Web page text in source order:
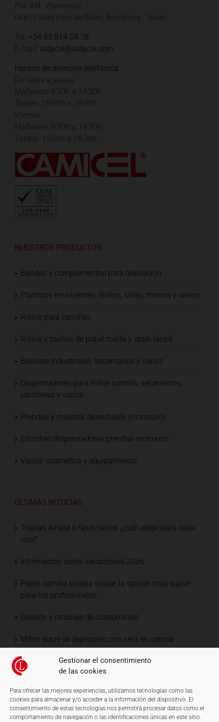
Gestionar el consentimiento
de las cookies
Para ofrecer las mejores experiencias, utilizamos tecnologías como las
cookies para almacenar y/o acceder a la información del dispositivo. El
consentimiento de estas tecnologías nos permitirá procesar datos como el
comportamiento de navegación o las identificaciones únicas en este sitio.
Pol. Ind. Vilanoveta
08812 Sant Pere de Ribes, Barcelona · Spain
Tel: +34 93 814 04 78
E-mail: ladycel@ladycel.com
Horario de atención telefónica
De lunes a jueves
Mañanas: 8:30h a 14:30h
Tardes: 15:00h a 19:00h
Viernes
Mañanas: 8:30h a 14:30h
Tardes: 15:00h a 18:30h
NUESTROS PRODUCTOS
Bandas y complementos para depilación
Plásticos envolventes. Rollos, tallas, monos y varios
Rollos para camillas
Rollos y toallas de papel toalla y spun-laced
Bobinas industriales, secamanos y varios
Dispensadores para rollos camilla, secamanos,
jaboneras y varios
Prendas y material desechable (monouso)
Estuches dispensadores prendas monouso
Varios: cosmética y equipamiento
ÚLTIMAS NOTICIAS
Toallas Airlaid o Spun-laced: ¿cuál elegir para cada
uso?
Información sobre vacaciones 2026
Papel camilla bicapa tissue: la opción más suave
para los profesionales
Gestión y reciclaje de consumibles
Mitos sobre la depilación con cera en cabina